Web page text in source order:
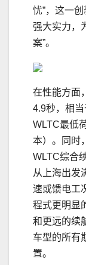
忧”，这一
强大实力，
案”。
在性能方面
4.9秒，相当
WLTC最低
本）。同时
WLTC综合
从上海出发
速或馈电工
程式更明显
和更远的续
车型的所有
置。